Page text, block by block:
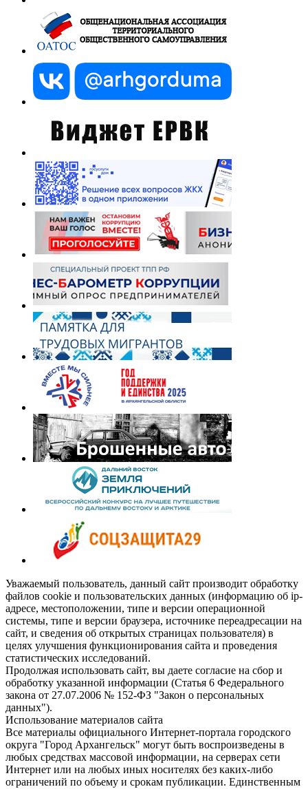
Уважаемый пользователь, данный сайт производит обработку
файлов cookie и пользовательских данных (информацию об ip-
адресе, местоположении, типе и версии операционной
системы, типе и версии браузера, источнике переадресации на
сайт, и сведения об открытых страницах пользователя) в
целях улучшения функционирования сайта и проведения
статистических исследований.
Продолжая использовать сайт, вы даете согласие на сбор и
обработку указанной информации (Статья 6 Федерального
закона от 27.07.2006 № 152-ФЗ "Закон о персональных
данных").
Использование материалов сайта
Все материалы официального Интернет-портала городского
округа "Город Архангельск" могут быть воспроизведены в
любых средствах массовой информации, на серверах сети
Интернет или на любых иных носителях без каких-либо
ограничений по объему и срокам публикации. Единственным